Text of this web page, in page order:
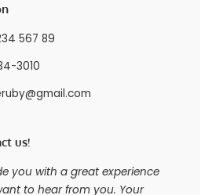
567 89
3010
us!
you with a great experience
to hear from you. Your